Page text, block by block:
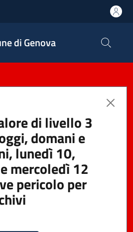
di Genova
di livello 3
domani e
lunedì 10,
mercoledì 12
pericolo per